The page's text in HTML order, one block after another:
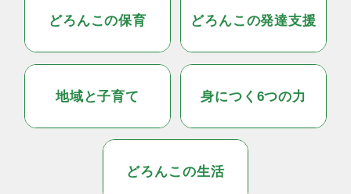
どろんこの保育 どろんこの発達支援
地域と子育て 身につく6つの力
どろんこの生活